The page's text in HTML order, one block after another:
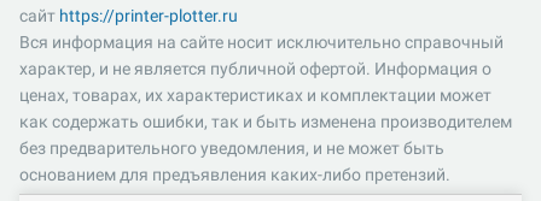
сайт https://printer-plotter.ru
Вся информация на сайте носит исключительно справочный
характер, и не является публичной офертой. Информация о
ценах, товарах, их характеристиках и комплектации может
как содержать ошибки, так и быть изменена производителем
без предварительного уведомления, и не может быть
основанием для предъявления каких-либо претензий.